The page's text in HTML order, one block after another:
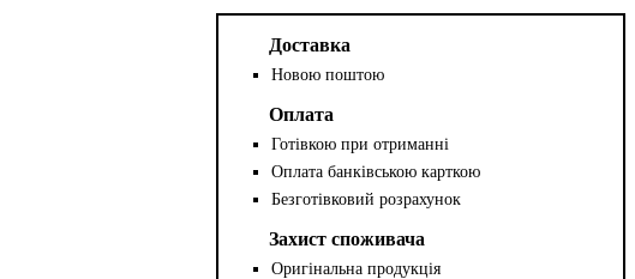
Доставка
Новою поштою
Оплата
Готівкою при отриманні
Оплата банківською карткою
Безготівковий розрахунок
Захист споживача
Оригінальна продукція